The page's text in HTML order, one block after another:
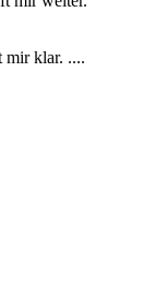
mir klar. ....